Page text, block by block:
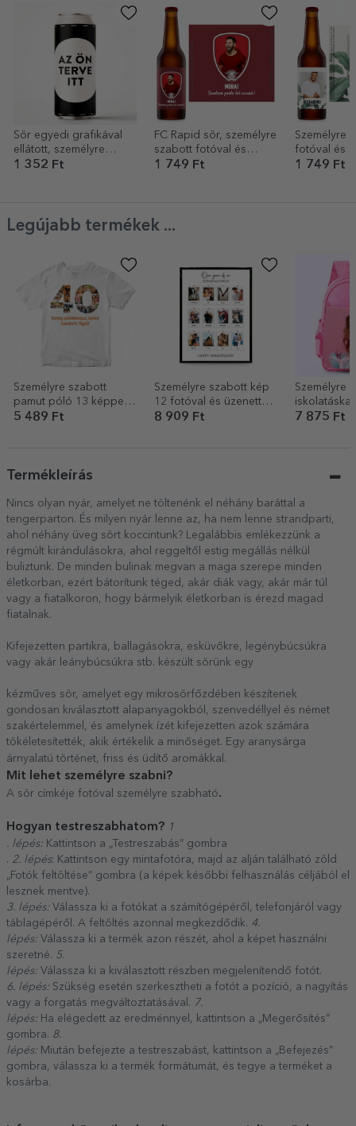
Sör egyedi grafikával
ellátott, személyre
szabott dobozban
1 352 Ft
FC Rapid sör, személyre
szabott fotóval és
szöveggel
1 749 Ft
Személyre
fotóval és
Folliage
1 749 Ft
Legújabb termékek ...
Személyre szabott
pamut póló 13 képpel
és üzenettel – 40 éves
5 489 Ft
Személyre szabott kép
12 fotóval és üzenettel
– Our memories
8 909 Ft
Személyre
iskolatáska
7 875 Ft
Termékleírás
Nincs olyan nyár, amelyet ne töltenénk el néhány baráttal a
tengerparton. És milyen nyár lenne az, ha nem lenne strandparti,
ahol néhány üveg sört koccintunk? Legalábbis emlékezzünk a
régmúlt kirándulásokra, ahol reggeltől estig megállás nélkül
buliztunk. De minden bulinak megvan a maga szerepe minden
életkorban, ezért bátorítunk téged, akár diák vagy, akár már túl
vagy a fiatalkoron, hogy bármelyik életkorban is érezd magad
fiatalnak.
Kifejezetten partikra, ballagásokra, esküvőkre, legénybúcsúkra
vagy akár leánybúcsúkra stb. készült sörünk egy
kézműves sör, amelyet egy mikrosörfőzdében készítenek
gondosan kiválasztott alapanyagokból, szenvedéllyel és német
szakértelemmel, és amelynek ízét kifejezetten azok számára
tökéletesítették, akik értékelik a minőséget. Egy aranysárga
árnyalatú történet, friss és üdítő aromákkal.
Mit lehet személyre szabni?
A sör címkéje fotóval személyre szabható.
Hogyan testreszabhatom? 1
. lépés: Kattintson a „Testreszabás” gombra
. 2. lépés: Kattintson egy mintafotóra, majd az alján található zöld
„Fotók feltöltése” gombra (a képek későbbi felhasználás céljából el
lesznek mentve).
3. lépés: Válassza ki a fotókat a számítógépéről, telefonjáról vagy
táblagépéről. A feltöltés azonnal megkezdődik. 4.
lépés: Válassza ki a termék azon részét, ahol a képet használni
szeretné. 5.
lépés: Válassza ki a kiválasztott részben megjelenítendő fotót.
6. lépés: Szükség esetén szerkesztheti a fotót a pozíció, a nagyítás
vagy a forgatás megváltoztatásával. 7.
lépés: Ha elégedett az eredménnyel, kattintson a „Megerősítés”
gombra. 8.
lépés: Miután befejezte a testreszabást, kattintson a „Befejezés”
gombra, válassza ki a termék formátumát, és tegye a terméket a
kosárba.